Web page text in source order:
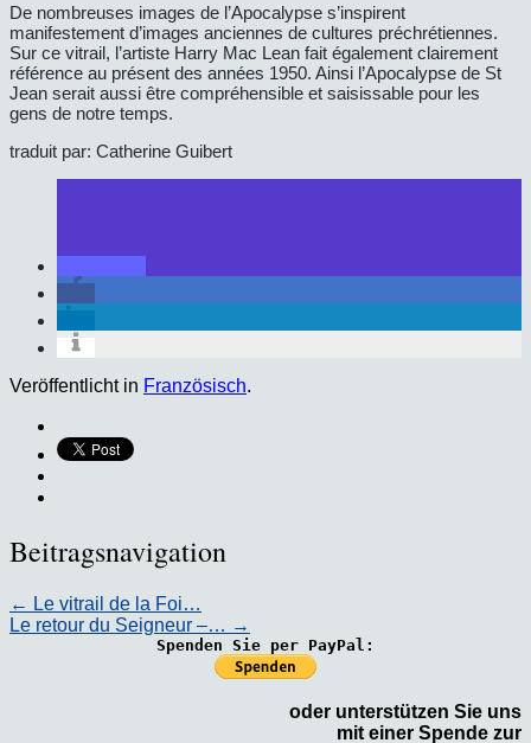
De nombreuses images de l’Apocalypse s’inspirent
manifestement d’images anciennes de cultures préchrétiennes.
Sur ce vitrail, l’artiste Harry Mac Lean fait également clairement
référence au présent des années 1950. Ainsi l’Apocalypse de St
Jean serait aussi être compréhensible et saisissable pour les
gens de notre temps.
traduit par: Catherine Guibert
Veröffentlicht in Französisch.
Beitragsnavigation
← Le vitrail de la Foi…
Le retour du Seigneur –… →
Spenden Sie per PayPal:
oder unterstützen Sie uns
mit einer Spende zur